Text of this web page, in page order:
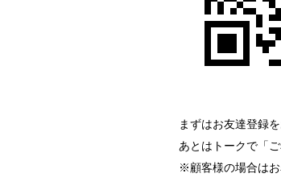
まずはお友達登録
あとはトークで「
※顧客様の場合はお